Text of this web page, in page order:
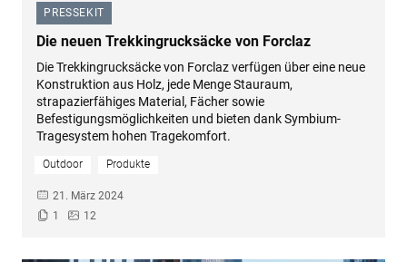
PRESSEKIT
–
Die neuen Trekkingrucksäcke von Forclaz
Die Trekkingrucksäcke von Forclaz verfügen über eine neue
Konstruktion aus Holz, jede Menge Stauraum,
strapazierfähiges Material, Fächer sowie
Befestigungsmöglichkeiten und bieten dank Symbium-
Tragesystem hohen Tragekomfort.
Outdoor Produkte
21. März 2024
1
12